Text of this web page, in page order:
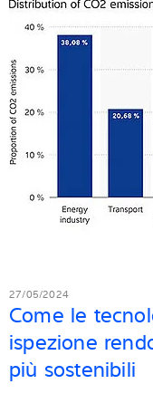
27/05/2024
Come le
ispezione
più sostenibili